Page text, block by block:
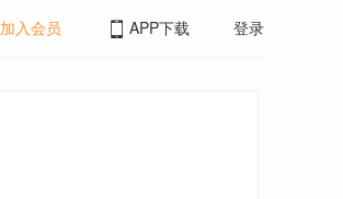
加入会员 APP下载 登录